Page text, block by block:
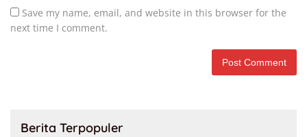
Save my name, email, and website in this browser for the
next time I comment.
Berita Terpopuler